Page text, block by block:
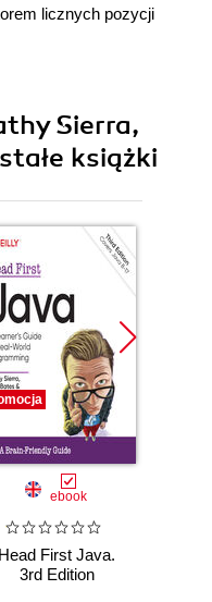
licznych pozycji
Sierra,
książki
ebook
Head First Java.
3rd Edition